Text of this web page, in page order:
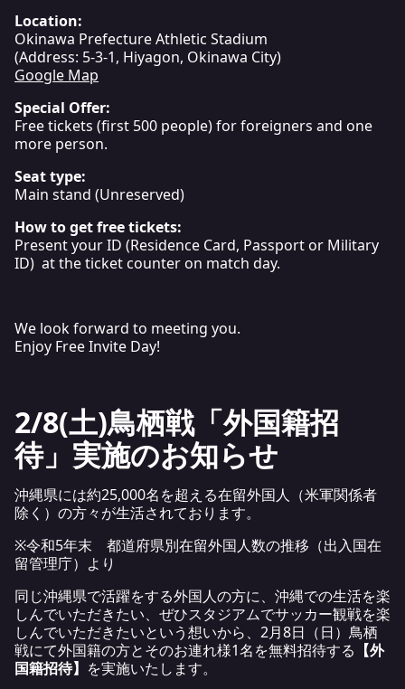
Location:
Okinawa Prefecture Athletic Stadium
(Address: 5-3-1, Hiyagon, Okinawa City)
Google Map
Special Offer:
Free tickets (first 500 people) for foreigners and one
more person.
Seat type:
Main stand (Unreserved)
How to get free tickets:
Present your ID (Residence Card, Passport or Military
ID) at the ticket counter on match day.
We look forward to meeting you.
Enjoy Free Invite Day!
2/8(土)鳥栖戦「外国籍招
待」実施のお知らせ
沖縄県には約25,000名を超える在留外国人（米軍関係者
除く）の方々が生活されております。
※令和5年末 都道府県別在留外国人数の推移（出入国在
留管理庁）より
同じ沖縄県で活躍をする外国人の方に、沖縄での生活を楽
しんでいただきたい、ぜひスタジアムでサッカー観戦を楽
しんでいただきたいという想いから、2月8日（日）鳥栖
戦にて外国籍の方とそのお連れ様1名を無料招待する 【外
国籍招待】 を実施いたします。